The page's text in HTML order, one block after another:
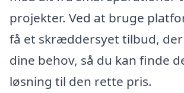
projekter. Ved at bruge
få et skræddersyet tilbud,
dine behov, så du kan finde
løsning til den rette pris.